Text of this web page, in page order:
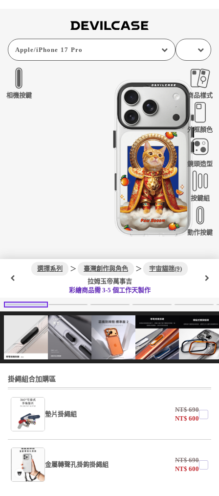
Apple/iPhone 17 Pro
相機按鍵 商品樣式
外框顏色
鏡頭造型
按鍵組
動作按鍵
選擇系列 ＞ 臺灣創作與角色 ＞
宇宙貓咪(9)
拉姆玉帝萬事吉
彩繪商品需 3-5 個工作天製作
掛繩組合加購區
墊片掛繩組
NT$690
NT$600
undefined / undefined
掛繩
金屬轉聲孔掛鉤掛繩組
NT$690
NT$600